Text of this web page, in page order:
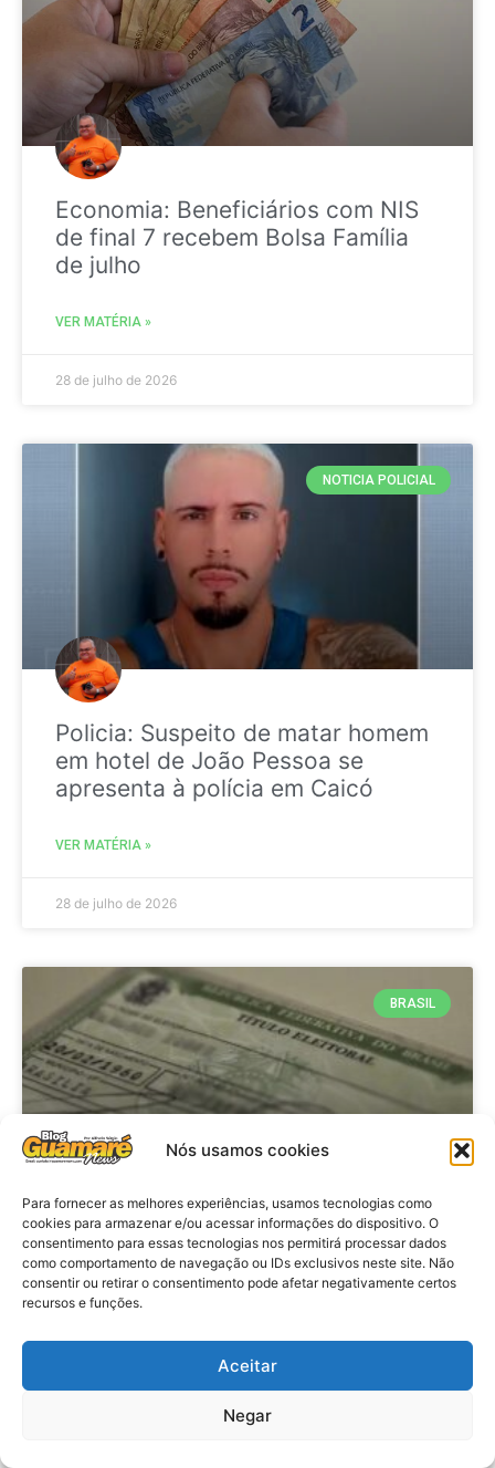
Nós usamos cookies
Para fornecer as melhores experiências, usamos tecnologias como
cookies para armazenar e/ou acessar informações do dispositivo. O
consentimento para essas tecnologias nos permitirá processar dados
como comportamento de navegação ou IDs exclusivos neste site. Não
consentir ou retirar o consentimento pode afetar negativamente certos
recursos e funções.
Aceitar
Negar
Economia: Beneficiários com NIS
de final 7 recebem Bolsa Família
de julho
VER MATÉRIA »
28 de julho de 2026
NOTICIA POLICIAL
Policia: Suspeito de matar homem
em hotel de João Pessoa se
apresenta à polícia em Caicó
VER MATÉRIA »
28 de julho de 2026
BRASIL
Brasil: Policia Federal investiga
753 casos de crimes eleitorais
antes das eleições